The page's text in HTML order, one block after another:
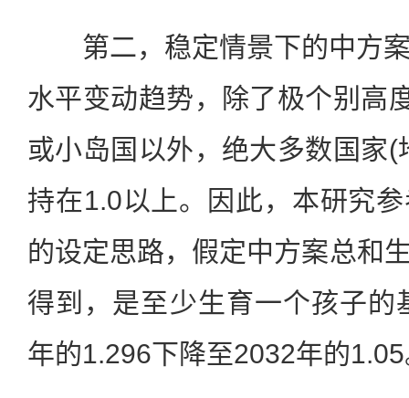
第二，稳定情景下的中方案
水平变动趋势，除了极个别高
或小岛国以外，绝大多数国家
持在1.0以上。因此，本研究
的设定思路，假定中方案总和
得到，是至少生育一个孩子的
年的1.296下降至2032年的